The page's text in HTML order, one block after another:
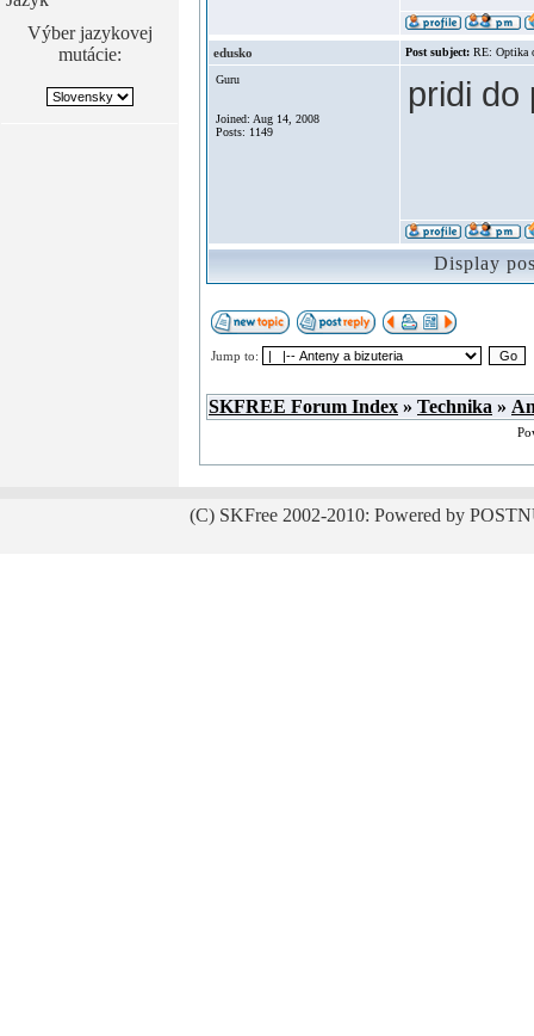
Výber jazykovej
mutácie:
edusko Post subject: RE: Optika
Guru
Joined: Aug 14, 2008
Posts: 1149
pridi do
Display
Jump to:
SKFREE Forum Index » Technika »
(C) SKFree 2002-2010: Powered by